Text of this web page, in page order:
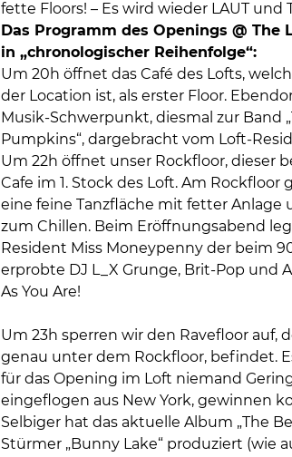
fette Floors! – Es wird wieder LAUT und
Das Programm des Openings @ The
in „chronologischer Reihenfolge“:
Um 20h öffnet das Café des Lofts,
der Location ist, als erster Floor.
Musik-Schwerpunkt, diesmal zur Band
Pumpkins“, dargebracht vom Loft-
Um 22h öffnet unser Rockfloor, dieser
Cafe im 1. Stock des Loft. Am Rockfloor
eine feine Tanzfläche mit fetter Anlage
zum Chillen. Beim Eröffnungsabend
Resident Miss Moneypenny der beim
erprobte DJ L_X Grunge, Brit-Pop und
As You Are!
Um 23h sperren wir den Ravefloor auf,
genau unter dem Rockfloor, befindet.
für das Opening im Loft niemand
eingeflogen aus New York, gewinnen
Selbiger hat das aktuelle Album „The
Stürmer „Bunny Lake“ produziert (wie